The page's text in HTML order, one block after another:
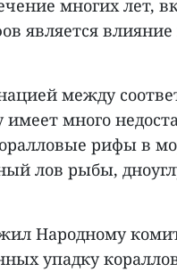
многих лет,
является
между
много
рифы в
лов рыбы,
Народному
упадку